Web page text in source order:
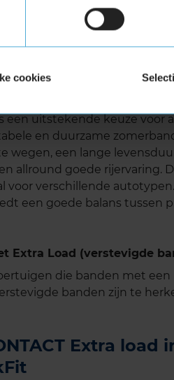
cookies
ULTRACONTACT is relatief
in zijn klasse. Dit
ritten het comfort verhoogt.
van
rijervaring.
een uitstekende keuze
en duurzame
wegen, een lange
allround goede rijervaring.
voor verschillende
een goede balans tussen
Extra Load (verstevigde
die banden met een
banden zijn te
Extra load